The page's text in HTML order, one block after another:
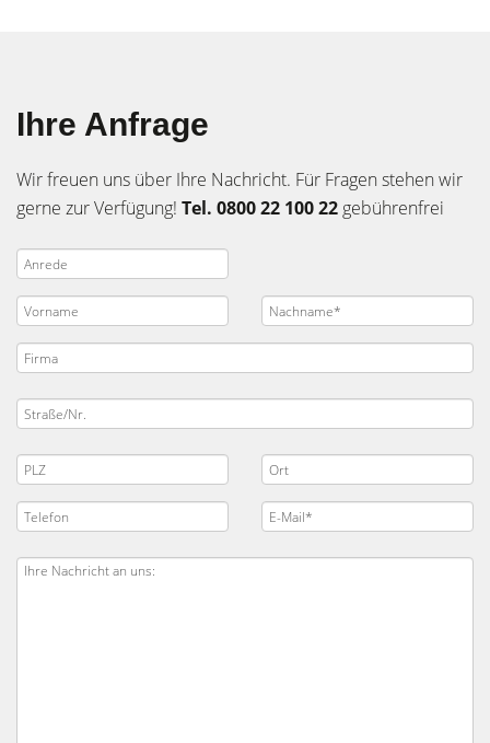
Ihre Anfrage
Wir freuen uns über Ihre Nachricht. Für Fragen stehen wir
gerne zur Verfügung! Tel. 0800 22 100 22 gebührenfrei